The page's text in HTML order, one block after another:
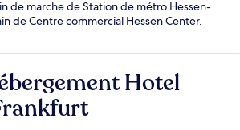
de marche de Station de métro Hessen-
de Centre commercial Hessen Center.
Hotel